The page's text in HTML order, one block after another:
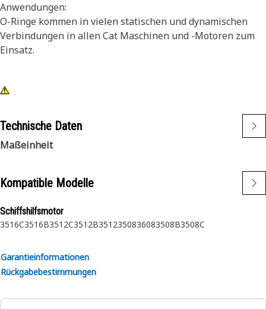
Anwendungen:
O-Ringe kommen in vielen statischen und dynamischen
Verbindungen in allen Cat Maschinen und -Motoren zum
Einsatz.
Technische Daten
Maßeinheit
Kompatible Modelle
Schiffshilfsmotor
3516C3516B3512C3512B3512350836083508B3508C
Garantieinformationen
Rückgabebestimmungen